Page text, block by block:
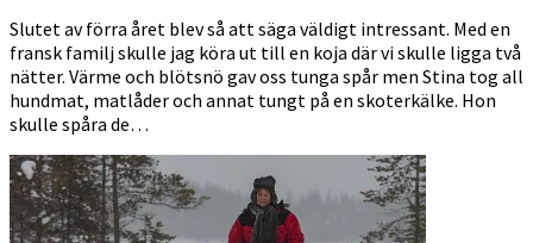
Slutet av förra året blev så att säga väldigt intressant. Med en
fransk familj skulle jag köra ut till en koja där vi skulle ligga två
nätter. Värme och blötsnö gav oss tunga spår men Stina tog all
hundmat, matlåder och annat tungt på en skoterkälke. Hon
skulle spåra de…